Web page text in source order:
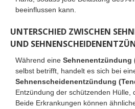
beeinflussen kann.
UNTERSCHIED ZWISCHEN
UND
Während eine Sehnenentzündung
selbst betrifft, handelt es sich bei
Sehnenscheidenentzündung
Entzündung der schützenden Hülle,
Beide Erkrankungen können